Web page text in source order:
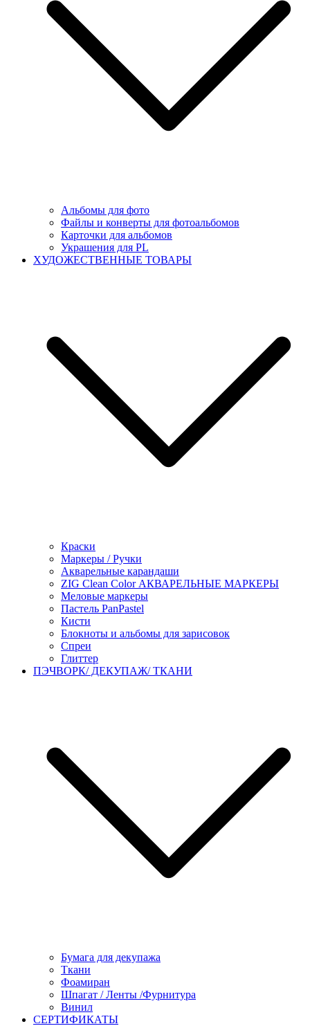
Альбомы для фото
Файлы и конверты для фотоальбомов
Карточки для альбомов
Украшения для PL
ХУДОЖЕСТВЕННЫЕ ТОВАРЫ
Краски
Маркеры / Ручки
Акварельные карандаши
ZIG Clean Color АКВАРЕЛЬНЫЕ МАРКЕРЫ
Меловые маркеры
Пастель PanPastel
Кисти
Блокноты и альбомы для зарисовок
Спреи
Глиттер
ПЭЧВОРК/ ДЕКУПАЖ/ ТКАНИ
Бумага для декупажа
Ткани
Фоамиран
Шпагат / Ленты /Фурнитура
Винил
СЕРТИФИКАТЫ